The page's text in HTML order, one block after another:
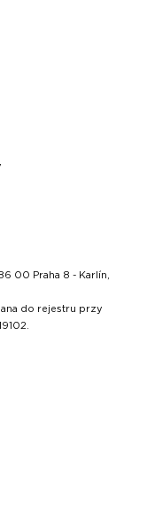
00 Praha 8 - Karlín,
do rejestru przy